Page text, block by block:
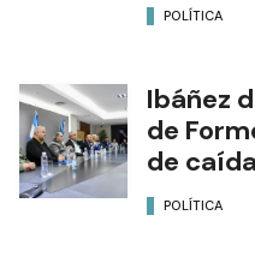
POLÍTICA
Ibáñez
de
de
POLÍTICA